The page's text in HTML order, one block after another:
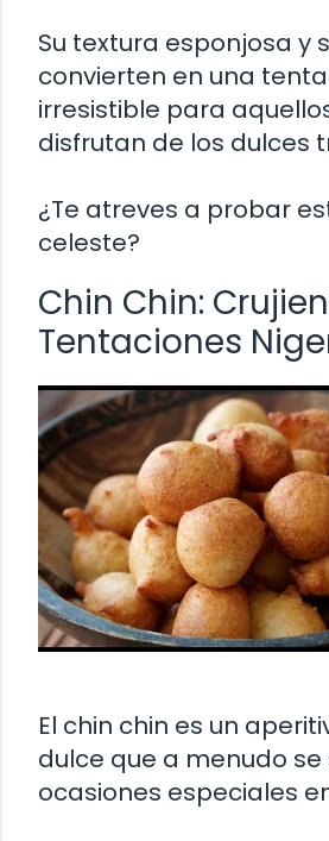
Su textura esponjosa y
convierten en una
irresistible para
disfrutan de los dulces
¿Te atreves a probar
celeste?
Chin Chin:
Tentaciones
El chin chin es un
dulce que a menudo se
ocasiones especiales